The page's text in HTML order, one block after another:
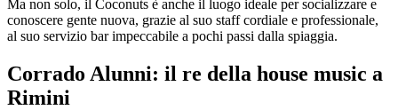
Ma non solo, il Coconuts è anche il luogo ideale per socializzare e
conoscere gente nuova, grazie al suo staff cordiale e professionale,
al suo servizio bar impeccabile a pochi passi dalla spiaggia.
Corrado Alunni: il re della house music a
Rimini